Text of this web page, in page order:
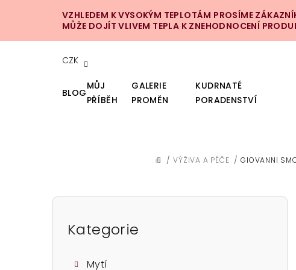
VZHLEDEM K VYSOKÝM TEPLOTÁM PROSÍME
MŮŽE DOJÍT VLIVEM TEPLA K ZNEHODNOCENÍ
CZK
BLOG
MŮJ
PŘÍBĚH
GALERIE
PROMĚN
KUDRNATÉ
PORADENSTVÍ
DOMŮ
/ VÝŽIVA A PÉČE / GIOVANNI
P
Přeskočit
kategorie
Kategorie
Mytí